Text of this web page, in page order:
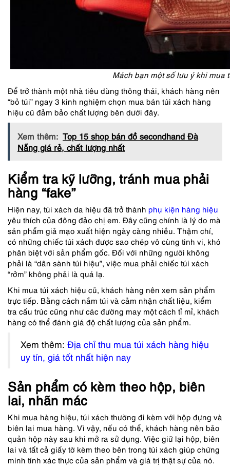
Mách bạn một số lưu ý khi mua
Để trở thành một nhà tiêu dùng thông thái, khách hàng nên
“bỏ túi” ngay 3 kinh nghiệm chọn mua bán túi xách hàng
hiệu cũ đảm bảo chất lượng bên dưới đây.
Xem thêm: Top 15 shop bán đồ secondhand Đà
Nẵng giá rẻ, chất lượng nhất
Kiểm tra kỹ lưỡng, tránh mua phải
hàng “fake”
Hiện nay, túi xách da hiệu đã trở thành phụ kiện hàng hiệu
yêu thích của đông đảo chị em. Đây cũng chính là lý do mà
sản phẩm giả mạo xuất hiện ngày càng nhiều. Thậm chí,
có những chiếc túi xách được sao chép vô cùng tinh vi, khó
phân biệt với sản phẩm gốc. Đối với những người không
phải là “dân sành túi hiệu”, việc mua phải chiếc túi xách
“rởm” không phải là quá lạ.
Khi mua túi xách hiệu cũ, khách hàng nên xem sản phẩm
trực tiếp. Bằng cách nắm túi và cảm nhận chất liệu, kiểm
tra cấu trúc cũng như các đường may một cách tỉ mỉ, khách
hàng có thể đánh giá độ chất lượng của sản phẩm.
Xem thêm: Địa chỉ thu mua túi xách hàng hiệu
uy tín, giá tốt nhất hiện nay
Sản phẩm có kèm theo hộp, biên
lai, nhãn mác
Khi mua hàng hiệu, túi xách thường đi kèm với hộp đựng và
biên lai mua hàng. Vì vậy, nếu có thể, khách hàng nên bảo
quản hộp này sau khi mở ra sử dụng. Việc giữ lại hộp, biên
lai và tất cả giấy tờ kèm theo bên trong túi xách giúp chứng
minh tính xác thực của sản phẩm và giá trị thật sự của nó.